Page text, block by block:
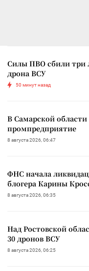
Силы ПВО сбили три
дрона ВСУ
50 минут назад
В Самарской
промпредприятие
8 августа 2026, 06:47
ФНС начала
блогера Карины
8 августа 2026, 06:35
Над Ростовской
30 дронов ВСУ
8 августа 2026, 06:25